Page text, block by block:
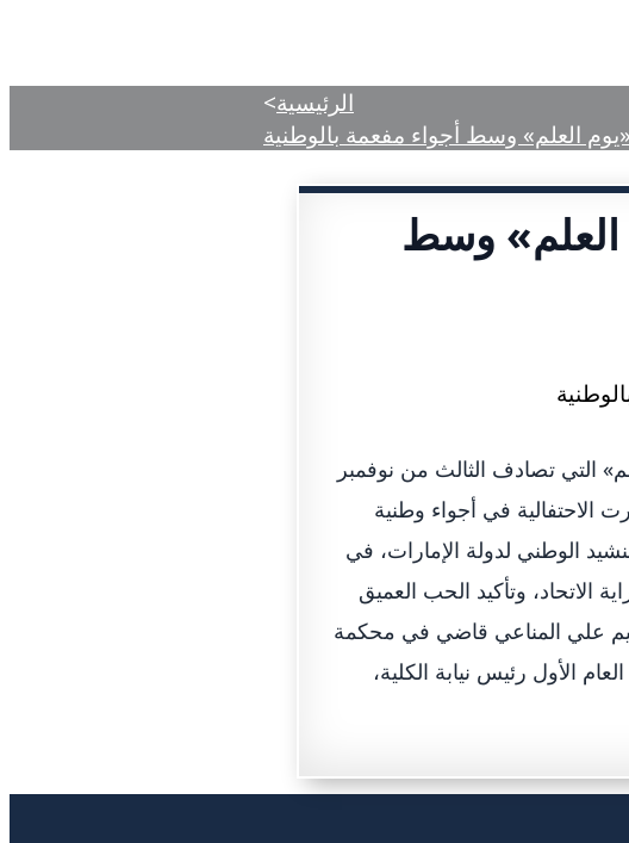
الرئيسية>
العلم» وسط أجواء مفعمة بالوطنية
العلم» وسط
التي تصادف الثالث من نوفمبر
في أجواء وطنية
الوطني لدولة الإمارات، في
الاتحاد، وتأكيد الحب العميق
علي المناعي قاضي في محكمة
الأول رئيس نيابة الكلية،